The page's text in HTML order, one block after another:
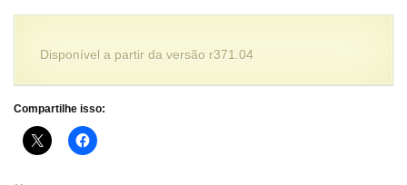
Disponível a partir da versão r371.04
Compartilhe isso: